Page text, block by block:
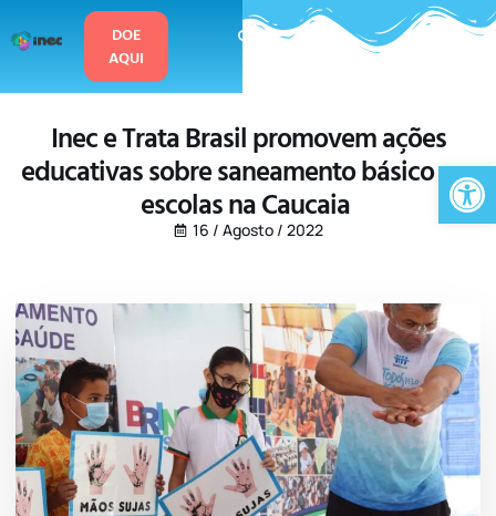
DOE
AQUI
Inec e Trata Brasil promovem ações
educativas sobre saneamento básico em
escolas na Caucaia
16 / Agosto / 2022